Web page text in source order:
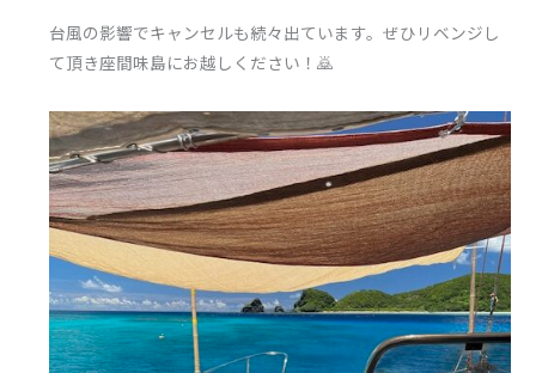
台風の影響でキャンセルも続々出ています。ぜひリベンジし
て頂き座間味島にお越しください！🙇